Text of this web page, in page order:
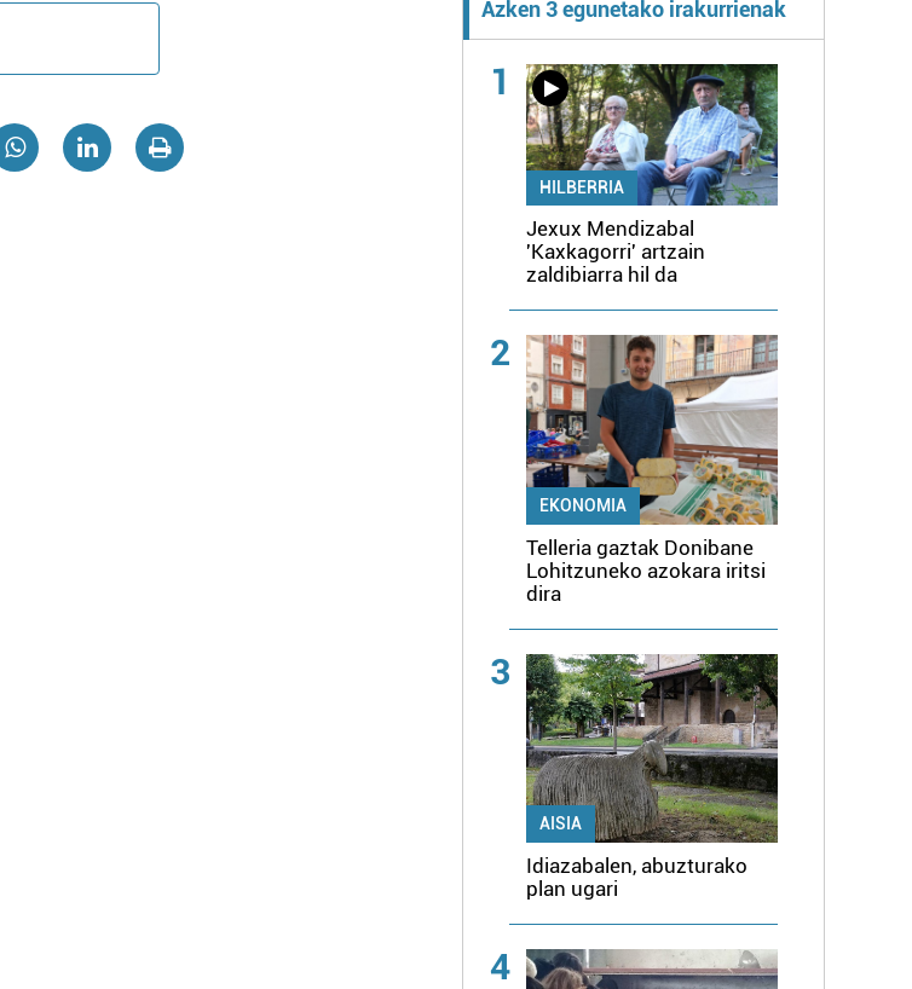
Azken 3 egunetako irakurrienak
1
HILBERRIA
Jexux Mendizabal
'Kaxkagorri' artzain
zaldibiarra hil da
2
EKONOMIA
Telleria gaztak Donibane
Lohitzuneko azokara iritsi
dira
3
AISIA
Idiazabalen, abuzturako
plan ugari
4